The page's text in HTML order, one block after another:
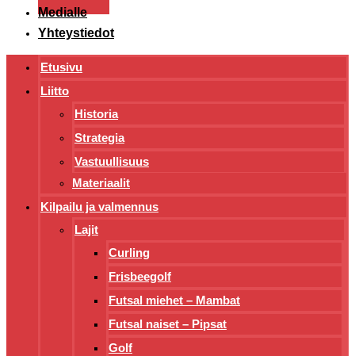
Medialle
Yhteystiedot
Etusivu
Liitto
Historia
Strategia
Vastuullisuus
Materiaalit
Kilpailu ja valmennus
Lajit
Curling
Frisbeegolf
Futsal miehet – Mambat
Futsal naiset – Pipsat
Golf